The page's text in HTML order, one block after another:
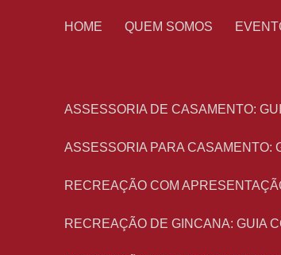
HOME QUEM SOMOS
ASSESSORIA DE CASAMENTO:
ASSESSORIA PARA
RECREAÇÃO COM
RECREAÇÃO DE GINCANA: GUIA